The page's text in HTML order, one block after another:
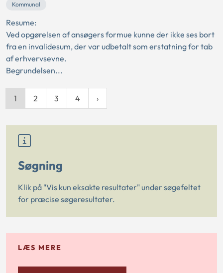
Kommunal
Resume:
Ved opgørelsen af ansøgers formue kunne der ikke ses bort
fra en invalidesum, der var udbetalt som erstatning for tab
af erhvervsevne.
Begrundelsen...
1 2 3 4
Søgning
Klik på "Vis kun eksakte resultater" under søgefeltet
for præcise søgeresultater.
LÆS MERE